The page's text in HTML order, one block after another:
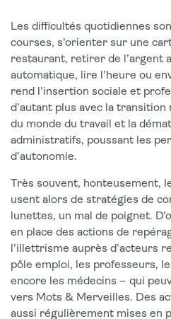
Les difficultés quotidiennes
courses, s’orienter sur une
restaurant, retirer de l’argent
automatique, lire l’heure ou
rend l’insertion sociale et
d’autant plus avec la
du monde du travail et la
administratifs, poussant les
d’autonomie.
Très souvent, honteusement,
usent alors de stratégies de
lunettes, un mal de poignet.
en place des actions de
l’illettrisme auprès d’acteurs
pôle emploi, les professeurs,
encore les médecins – qui
vers Mots & Merveilles. Des
aussi régulièrement mises en